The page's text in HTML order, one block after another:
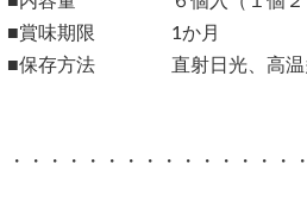
■賞味期限 1か月
■保存方法 直射日光、高温多
・・・・・・・・・・・・・・・